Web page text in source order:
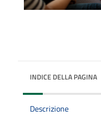
INDICE DELLA PAGINA
Descrizione